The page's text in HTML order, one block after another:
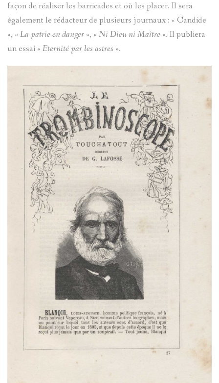
façon de réaliser les barricades et où les placer. Il sera
également le rédacteur de plusieurs journaux : « Candide
», « La patrie en danger », « Ni Dieu ni Maître ». Il publiera
un essai « Eternité par les astres ».